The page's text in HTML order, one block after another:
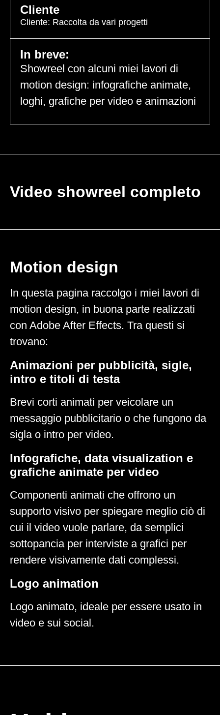
Cliente
Cliente: Raccolta da vari progetti
In breve:
Showreel con alcuni miei lavori di
motion design: infografiche animate,
loghi, grafiche per video e animazioni
Video showreel completo
Motion design
In questa pagina raccolgo i miei lavori di
motion design, in buona parte realizzati
con Adobe After Effects. Tra questi si
trovano:
Animazioni per pubblicità, sigle,
intro e titoli di testa
Brevi corti animati per veicolare un
messaggio pubblicitario o che fungono da
sigla o intro per video.
Infografiche, data visualization e
grafiche animate per video
Componenti animati che offrono un
supporto visivo per spiegare meglio ciò di
cui il video vuole parlare, da semplici
sottopancia per interviste a grafici per
rendere visivamente dati complessi.
Logo animation
Logo animato, ideale per essere usato in
video e sui social.